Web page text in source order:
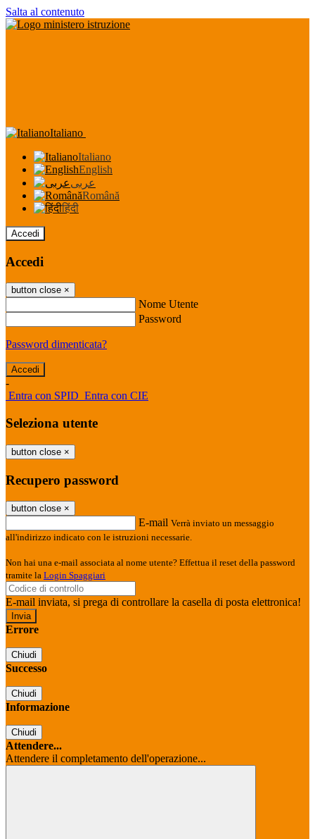
Salta al contenuto
Italiano
Italiano
English
عربى
Română
हिंदी
Accedi
Accedi
button close ×
Nome Utente
Password
Password dimenticata?
-
Entra con SPID Entra con CIE
Seleziona utente
button close ×
Recupero password
button close ×
E-mail Verrà inviato un messaggio
all'indirizzo indicato con le istruzioni necessarie.
Non hai una e-mail associata al nome utente? Effettua il reset della password
tramite la Login Spaggiari
E-mail inviata, si prega di controllare la casella di posta elettronica!
Errore
Chiudi
Successo
Chiudi
Informazione
Chiudi
Attendere...
Attendere il completamento dell'operazione...